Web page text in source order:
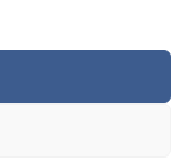
personnelles